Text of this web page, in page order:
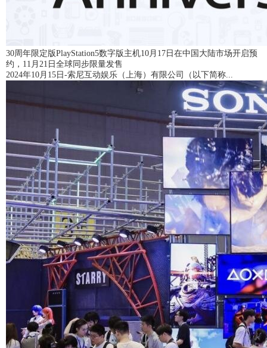
30周年限定版PlayStation5数字版主机10月17日在中国大陆市场开启预
约，11月21日全球同步限量发售
2024年10月15日-索尼互动娱乐（上海）有限公司（以下简称...